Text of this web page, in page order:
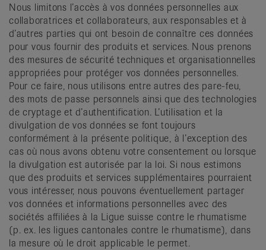
Nous limitons l’accès à vos données personnelles aux
collaboratrices et collaborateurs, aux responsables et à
d’autres parties qui ont besoin de connaître ces données
pour vous fournir des produits et services. Nous prenons
des mesures de sécurité techniques et organisationnelles
appropriées pour protéger vos données personnelles.
Pour ce faire, nous utilisons entre autres des pare-feu,
des mots de passe personnels ainsi que des technologies
de cryptage et d’authentification. L’utilisation et la
divulgation de vos données se font toujours
conformément à la présente politique, à l’exception des
cas où nous avons obtenu votre consentement ou lorsque
la divulgation est autorisée par la loi. Si nous estimons
que des produits et services supplémentaires pourraient
vous intéresser, nous pouvons éventuellement partager
vos données et informations personnelles avec des
sociétés affiliées à la Ligue suisse contre le rhumatisme
(p. ex. les ligues cantonales contre le rhumatisme), dans
la mesure où le droit applicable le permet.